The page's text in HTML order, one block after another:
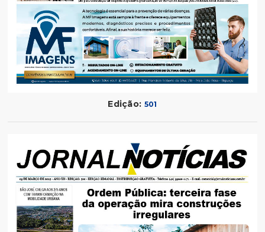
Edição: 501